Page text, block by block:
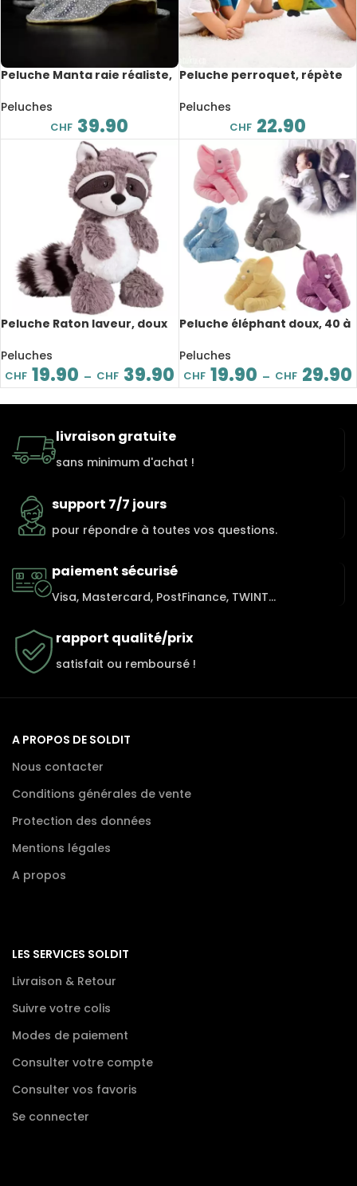
Peluche Manta raie réaliste,
Peluches
CHF 39.90
Peluche perroquet, répète
22 cm
Peluches
CHF 22.90
Peluche Raton laveur, doux
Peluches
CHF 19.90 – CHF 39.90
Peluche éléphant doux, 40 à
Peluches
CHF 19.90 – CHF 29.90
livraison gratuite
sans minimum d'achat !
support 7/7 jours
pour répondre à toutes vos questions.
paiement sécurisé
Visa, Mastercard, PostFinance, TWINT...
rapport qualité/prix
satisfait ou remboursé !
A PROPOS DE SOLDIT
Nous contacter
Conditions générales de vente
Protection des données
Mentions légales
A propos
LES SERVICES SOLDIT
Livraison & Retour
Suivre votre colis
Modes de paiement
Consulter votre compte
Consulter vos favoris
Se connecter